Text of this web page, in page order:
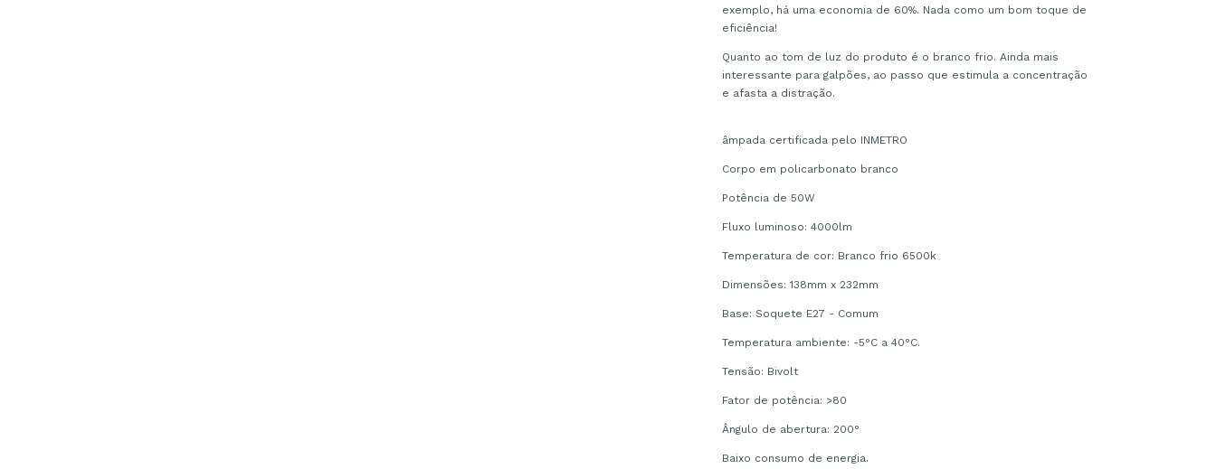
exemplo, há uma economia de 60%. Nada como um bom toque de
eficiência!
Quanto ao tom de luz do produto é o branco frio. Ainda mais
interessante para galpões, ao passo que estimula a concentração
e afasta a distração.
âmpada certificada pelo INMETRO
Corpo em policarbonato branco
Potência de 50W
Fluxo luminoso: 4000lm
Temperatura de cor: Branco frio 6500k
Dimensões: 138mm x 232mm
Base: Soquete E27 - Comum
Temperatura ambiente: -5°C a 40°C.
Tensão: Bivolt
Fator de potência: >80
Ângulo de abertura: 200°
Baixo consumo de energia.